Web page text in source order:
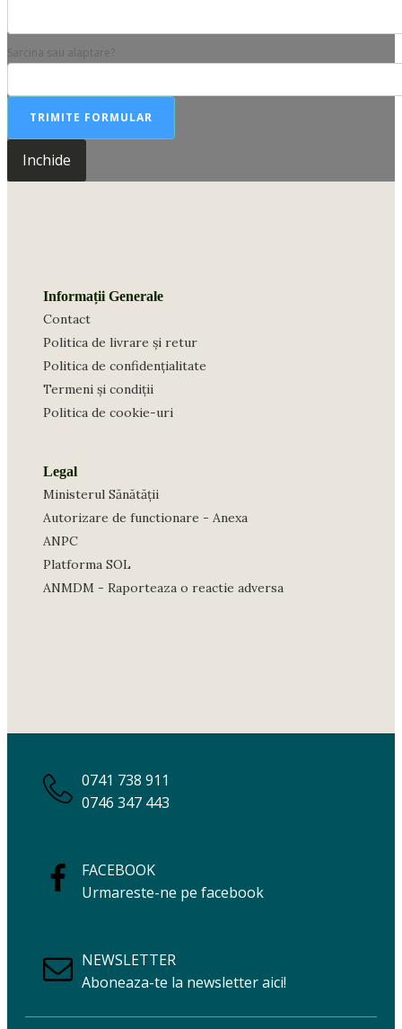
Sarcina sau alaptare?
TRIMITE FORMULAR
Inchide
Informații Generale
Contact
Politica de livrare și retur
Politica de confidențialitate
Termeni și condiții
Politica de cookie-uri
Legal
Ministerul Sănătății
Autorizare de functionare - Anexa
ANPC
Platforma SOL
ANMDM - Raporteaza o reactie adversa
0741 738 911
0746 347 443
FACEBOOK
Urmareste-ne pe facebook
NEWSLETTER
Aboneaza-te la newsletter aici!